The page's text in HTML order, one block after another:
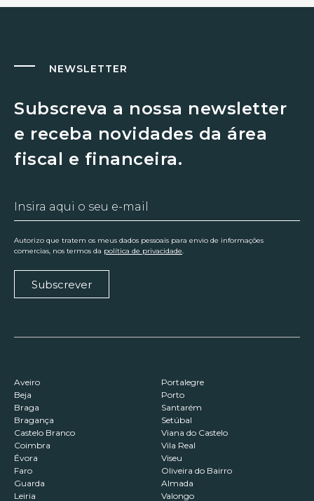
NEWSLETTER
Subscreva a nossa newsletter
e receba novidades da área
fiscal e financeira.
Autorizo que tratem os meus dados pessoais para envio de informações
comercias, nos termos da política de privacidade.
Subscrever
Aveiro
Beja
Braga
Bragança
Castelo Branco
Coimbra
Évora
Faro
Guarda
Leiria
Portalegre
Porto
Santarém
Setúbal
Viana do Castelo
Vila Real
Viseu
Oliveira do Bairro
Almada
Valongo